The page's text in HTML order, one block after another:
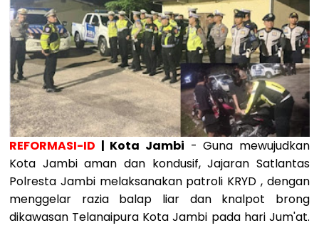
REFORMASI-ID | Kota Jambi - Guna mewujudkan
Kota Jambi aman dan kondusif, Jajaran Satlantas
Polresta Jambi melaksanakan patroli KRYD , dengan
menggelar razia balap liar dan knalpot brong
dikawasan Telanaipura Kota Jambi pada hari Jum'at.